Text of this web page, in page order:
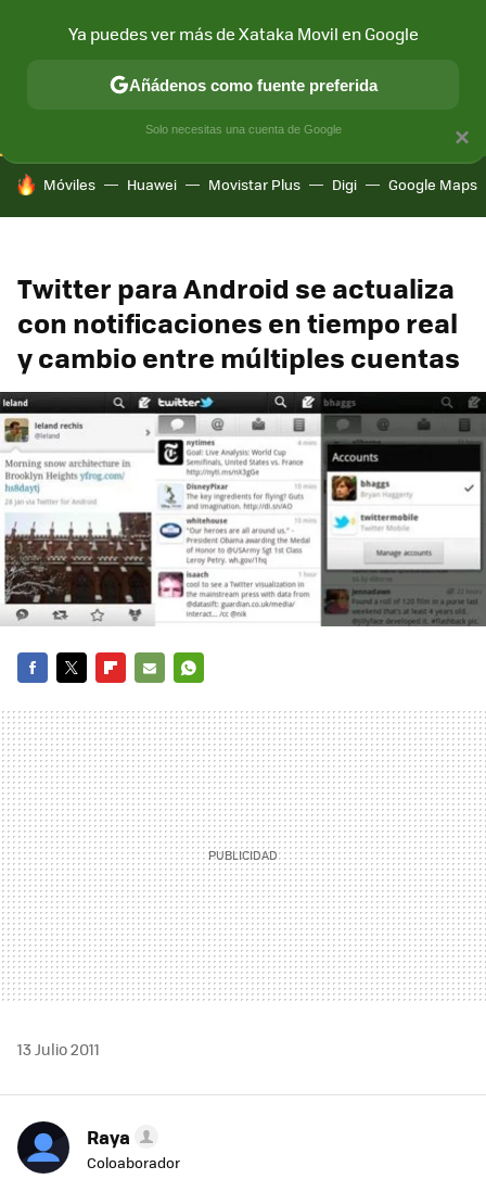
CONECTIVIDAD MÓVIL Y SOCIEDAD APLICACIONES
HOY SE HABLA DE
Móviles Huawei Movistar Plus Digi Google Maps
Twitter para Android se actualiza
con notificaciones en tiempo real
y cambio entre múltiples cuentas
MAIL
13 Julio 2011
Raya
Coloaborador
×
Ya puedes ver más de Xataka Movil en Google
Añádenos como fuente preferida
Solo necesitas una cuenta de Google